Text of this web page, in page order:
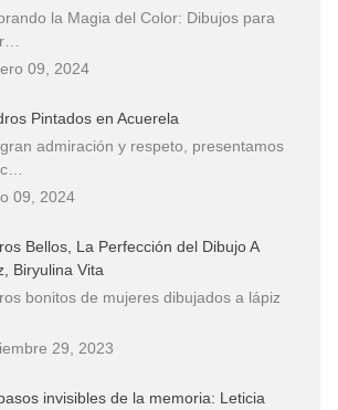
la Magia del Color: Dibujos para
09, 2024
Pintados en Acuerela
admiración y respeto, presentamos
09, 2024
Bellos, La Perfección del Dibujo A
Biryulina Vita
bonitos de mujeres dibujados a lápiz
29, 2023
invisibles de la memoria: Leticia